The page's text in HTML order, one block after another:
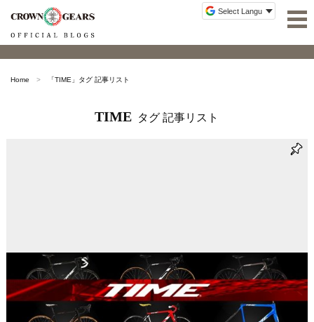
Home 「TIME 」タグ 記事リスト
TIME タグ 記事リスト